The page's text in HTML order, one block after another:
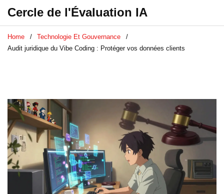
Cercle de l'Évaluation IA
Home
Technologie Et Gouvernance
Audit juridique du Vibe Coding : Protéger vos données clients